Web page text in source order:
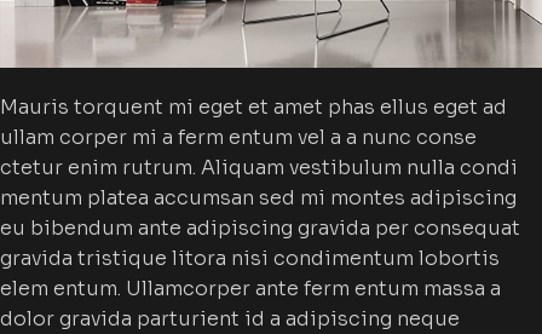
Mauris torquent mi eget et amet phas ellus eget ad
ullam corper mi a ferm entum vel a a nunc conse
ctetur enim rutrum. Aliquam vestibulum nulla condi
mentum platea accumsan sed mi montes adipiscing
eu bibendum ante adipiscing gravida per consequat
gravida tristique litora nisi condimentum lobortis
elem entum. Ullamcorper ante ferm entum massa a
dolor gravida parturient id a adipiscing neque